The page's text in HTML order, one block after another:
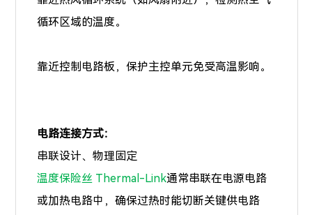
循环区域的温度。
靠近控制电路板，保护主控单元免受高温影响。
电路连接方式：
串联设计、物理固定
温度保险丝 Thermal-Link通常串联在电源电路
或加热电路中，确保过热时能切断关键供电路